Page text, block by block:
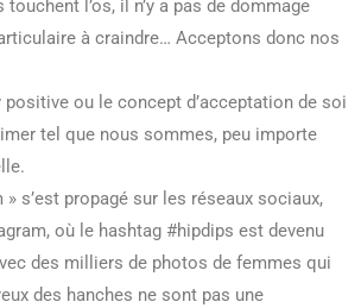
l’os, il n’y a pas de dommage
à craindre… Acceptons donc nos
positive ou le concept d’acceptation de soi
tel que nous sommes, peu importe
s’est propagé sur les réseaux sociaux,
où le hashtag #hipdips est devenu
des milliers de photos de femmes qui
des hanches ne sont pas une